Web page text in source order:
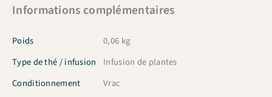
Informations complémentaires
Poids
0,06 kg
Type de thé / infusion
Infusion de plantes
Conditionnement
Vrac